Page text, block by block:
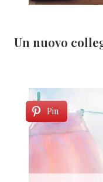
Un nuovo
Pin